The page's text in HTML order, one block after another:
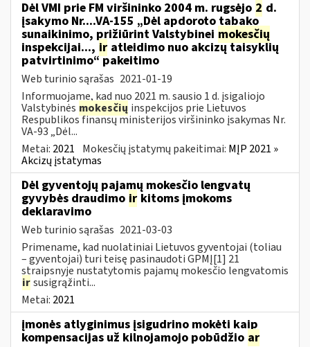
Dėl VMI prie FM viršininko 2004 m. rugsėjo 2 d.
įsakymo Nr....VA-155 „Dėl apdoroto tabako
sunaikinimo, prižiūrint Valstybinei mokesčių
inspekcijai..., ir atleidimo nuo akcizų taisyklių
patvirtinimo“ pakeitimo
Web turinio sąrašas 2021-01-19
Informuojame, kad nuo 2021 m. sausio 1 d. įsigaliojo
Valstybinės mokesčių inspekcijos prie Lietuvos
Respublikos finansų ministerijos viršininko įsakymas Nr.
VA-93 „Dėl...
Metai: 2021 Mokesčių įstatymų pakeitimai: MĮP 2021 »
Akcizų įstatymas
Dėl gyventojų pajamų mokesčio lengvatų
gyvybės draudimo ir kitoms įmokoms
deklaravimo
Web turinio sąrašas 2021-03-03
Primename, kad nuolatiniai Lietuvos gyventojai (toliau
– gyventojai) turi teisę pasinaudoti GPMĮ[1] 21
straipsnyje nustatytomis pajamų mokesčio lengvatomis
irsusigrąžinti...
Metai: 2021
įmonės atlyginimus įsigudrino mokėti kaip
kompensacijas už kilnojamojo pobūdžio ar